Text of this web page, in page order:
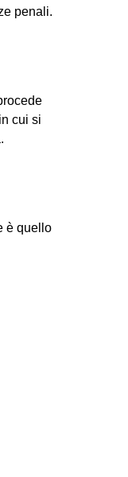
penali.
cui si
è quello